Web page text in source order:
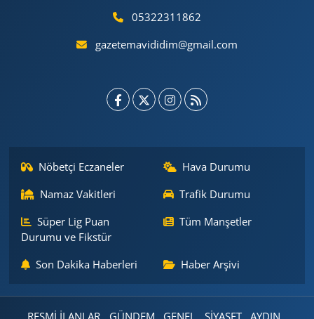
05322311862
gazetemavididim@gmail.com
Nöbetçi Eczaneler
Hava Durumu
Namaz Vakitleri
Trafik Durumu
Süper Lig Puan
Durumu ve Fikstür
Tüm Manşetler
Son Dakika Haberleri Haber Arşivi